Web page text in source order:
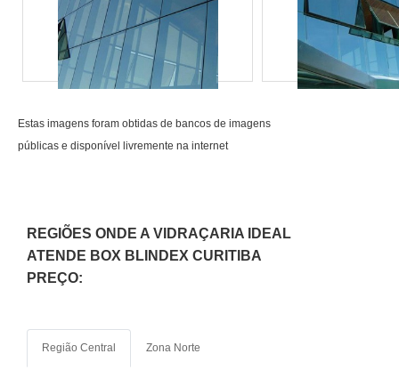
qualificado, através de
funcionários especializados
e cuidadosos, que
entendem a necessidade de
investidos valores
consideráveis em
Estas imagens foram obtidas de bancos de imagens
públicas e disponível livremente na internet
REGIÕES ONDE A VIDRAÇARIA IDEAL
ATENDE BOX BLINDEX CURITIBA
PREÇO:
Região Central Zona Norte